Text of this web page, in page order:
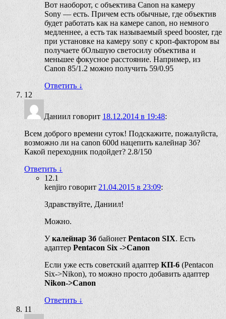
Вот наоборот, с объектива Canon на камеру
Sony — есть. Причем есть обычные, где объектив
будет работать как на камере canon, но немного
медленнее, а есть так называемый speed booster, где
при установке на камеру sony с кроп-фактором вы
получаете бОльшую светосилу объектива и
меньшее фокусное расстояние. Например, из
Canon 85/1.2 можно получить 59/0.95
Ответить ↓
12
Даниил говорит 18.12.2014 в 19:48:
Всем доброго времени суток! Подскажите, пожалуйста,
возможно ли на canon 600d нацепить калейнар 3б?
Какой переходник подойдет? 2.8/150
Ответить ↓
12.1
kenjiro говорит 21.04.2015 в 23:09:
Здравствуйте, Даниил!
Можно.
Укалейнар 3б байонет Pentacon SIX. Есть
адаптер Pentacon Six ->Canon
Если уже есть советский адаптер КП-6 (Pentacon
Six->Nikon), то можно просто добавить адаптер
Nikon->Canon
Ответить ↓
11